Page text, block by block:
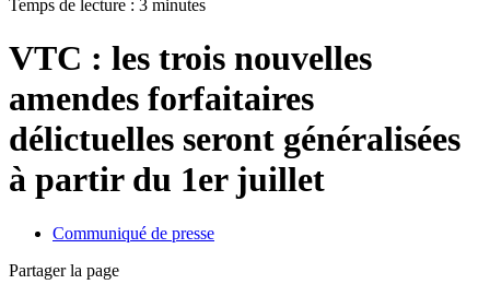
Temps de lecture : 3 minutes
VTC : les trois nouvelles
amendes forfaitaires
délictuelles seront généralisées
à partir du 1er juillet
Communiqué de presse
Partager la page